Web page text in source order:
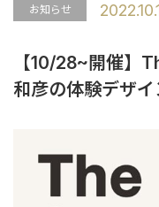
お知らせ
【10/28~開催】
和彦の体験デザ